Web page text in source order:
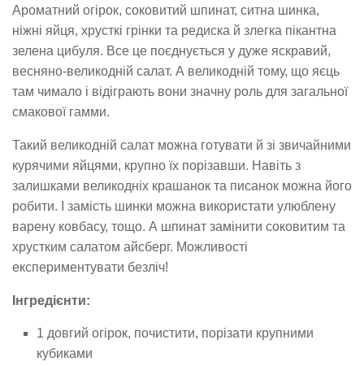
Ароматний огірок, соковитий шпинат, ситна шинка,
ніжні яйця, хрусткі грінки та редиска й злегка пікантна
зелена цибуля. Все це поєднується у дуже яскравий,
весняно-великодній салат. А великодній тому, що яєць
там чимало і відіграють вони значну роль для загальної
смакової гамми.
Такий великодній салат можна готувати й зі звичайними
курячими яйцями, крупно їх порізавши. Навіть з
залишками великодніх крашанок та писанок можна його
робити. І замість шинки можна використати улюблену
варену ковбасу, тощо. А шпинат замінити соковитим та
хрустким салатом айсберг. Можливості
експериментувати безліч!
Інгредієнти:
1 довгий огірок, почистити, порізати крупними
кубиками